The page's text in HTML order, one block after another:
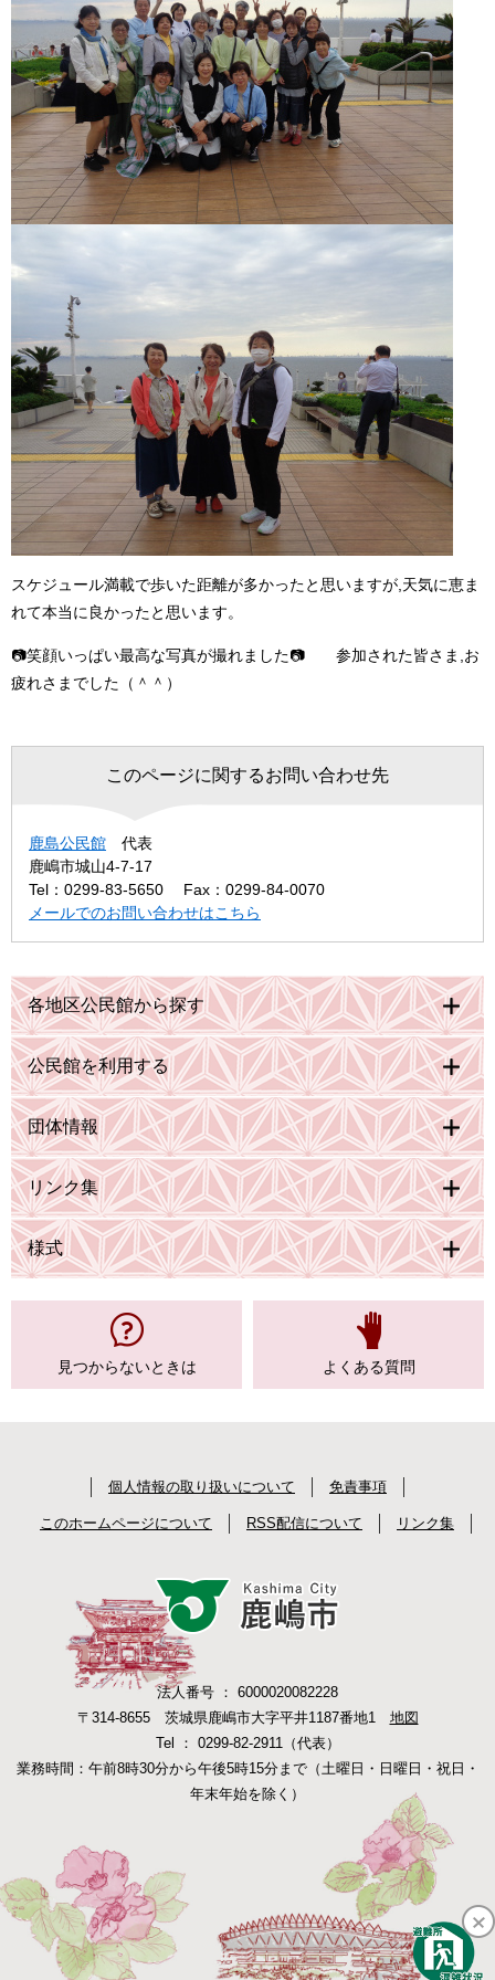
スケジュール満載で歩いた距離が多かったと思いますが,天気に恵ま
れて本当に良かったと思います。
📷笑顔いっぱい最高な写真が撮れました📷 参加された皆さま,お
疲れさまでした（＾＾）
このページに関するお問い合わせ先
鹿島公民館
代表
鹿嶋市城山4-7-17
Tel：0299-83-5650
Fax：0299-84-0070
メールでのお問い合わせはこちら
各地区公民館から探す
公民館を利用する
団体情報
リンク集
様式
見つからないときは よくある質問
個人情報の取り扱いについて 免責事項
このホームページについて RSS配信について リンク集
法人番号 ： 6000020082228
〒314-8655 茨城県鹿嶋市大字平井1187番地1 地図
Tel ： 0299-82-2911（代表）
業務時間：午前8時30分から午後5時15分まで（土曜日・日曜日・祝日・
年末年始を除く）